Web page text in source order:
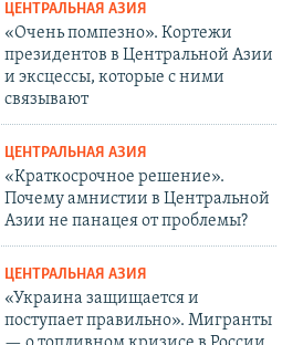
ЦЕНТРАЛЬНАЯ АЗИЯ
«Очень помпезно». Кортежи
президентов в Центральной Азии
и эксцессы, которые с ними
связывают
ЦЕНТРАЛЬНАЯ АЗИЯ
«Краткосрочное решение».
Почему амнистии в Центральной
Азии не панацея от проблемы?
ЦЕНТРАЛЬНАЯ АЗИЯ
«Украина защищается и
поступает правильно». Мигранты